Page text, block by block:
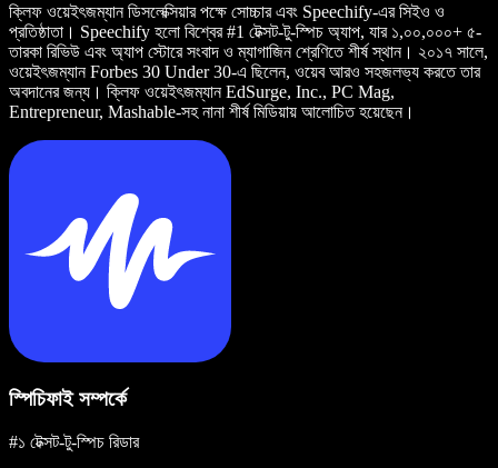
ক্লিফ ওয়েইৎজম্যান ডিসলেক্সিয়ার পক্ষে সোচ্চার এবং Speechify-এর সিইও ও
প্রতিষ্ঠাতা। Speechify হলো বিশ্বের #1 টেক্সট-টু-স্পিচ অ্যাপ, যার ১,০০,০০০+ ৫-
তারকা রিভিউ এবং অ্যাপ স্টোরে সংবাদ ও ম্যাগাজিন শ্রেণিতে শীর্ষ স্থান। ২০১৭ সালে,
ওয়েইৎজম্যান Forbes 30 Under 30-এ ছিলেন, ওয়েব আরও সহজলভ্য করতে তার
অবদানের জন্য। ক্লিফ ওয়েইৎজম্যান EdSurge, Inc., PC Mag,
Entrepreneur, Mashable-সহ নানা শীর্ষ মিডিয়ায় আলোচিত হয়েছেন।
স্পিচিফাই সম্পর্কে
#১ টেক্সট-টু-স্পিচ রিডার